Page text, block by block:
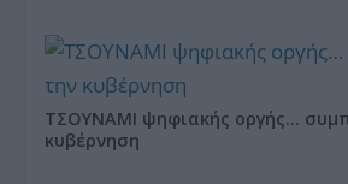
ΤΣΟΥΝΑΜΙ ψηφιακής οργής…
κυβέρνηση